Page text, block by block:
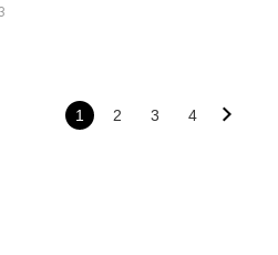
로그에 글을 올리게 되면서 이미지 공유를 생각했
릿 링크 썸네일 모음 ▣ ☆..
1 2 3 4